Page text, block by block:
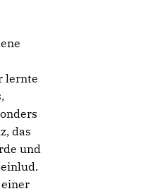
lernte
das
und